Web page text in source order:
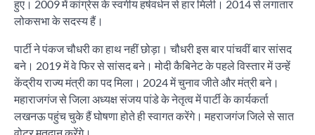
हुए। 2009 में कांग्रेस के स्वर्गीय हर्षवर्धन से हार मिली। 2014 से लगातार
लोकसभा के सदस्य हैं।
पार्टी ने पंकज चौधरी का हाथ नहीं छोड़ा। चौधरी इस बार पांचवीं बार सांसद
बने। 2019 में वे फिर से सांसद बने। मोदी कैबिनेट के पहले विस्तार में उन्हें
केंद्रीय राज्य मंत्री का पद मिला। 2024 में चुनाव जीते और मंत्री बने।
महाराजगंज से जिला अध्यक्ष संजय पांडे के नेतृत्व में पार्टी के कार्यकर्ता
लखनऊ पहुंच चुके हैं घोषणा होते ही स्वागत करेंगे। महराजगंज जिले से सात